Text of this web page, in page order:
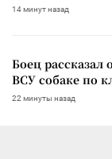
14 минут назад
Боец
ВСУ собаке по
22 минуты назад